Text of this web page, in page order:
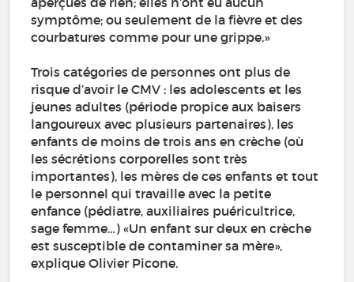
symptôme; ou seulement de la fièvre et des
courbatures comme pour une grippe.»
Trois catégories de personnes ont plus de
risque d’avoir le CMV : les adolescents et les
jeunes adultes (période propice aux baisers
langoureux avec plusieurs partenaires), les
enfants de moins de trois ans en crèche (où
les sécrétions corporelles sont très
importantes), les mères de ces enfants et tout
le personnel qui travaille avec la petite
enfance (pédiatre, auxiliaires puéricultrice,
sage femme…) «Un enfant sur deux en crèche
est susceptible de contaminer sa mère»,
explique Olivier Picone.